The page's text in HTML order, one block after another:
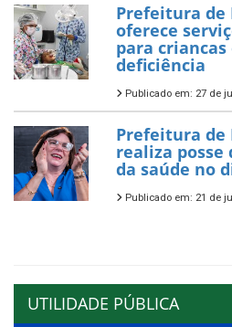
Prefeitura de
oferece
para
deficiência
Publicado em: 27 de
Prefeitura de
realiza posse
da saúde no
Publicado em: 21 de
UTILIDADE PÚBLICA